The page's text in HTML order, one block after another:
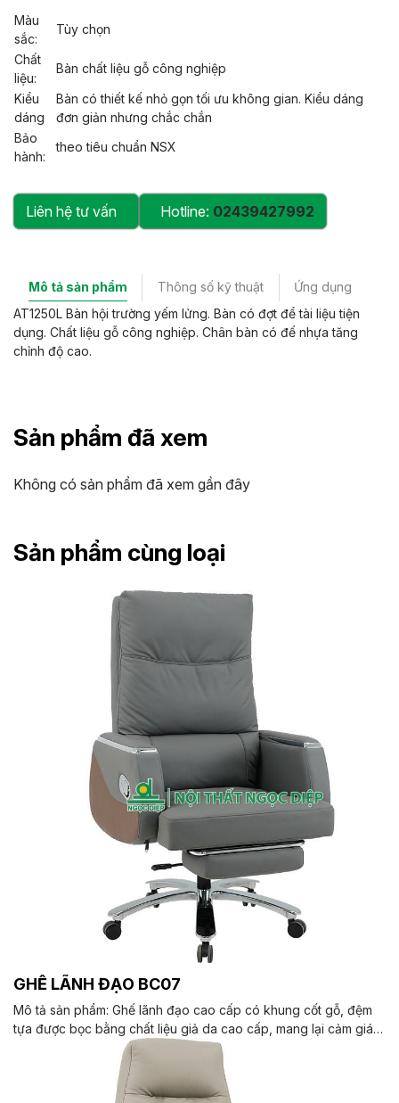
Màu
sắc:
Tùy chọn
Chất
liệu:
Bàn chất liệu gỗ công nghiệp
Kiểu
dáng
Bàn có thiết kế nhỏ gọn tối ưu không gian. Kiểu dáng
đơn giản nhưng chắc chắn
Bảo
hành:
theo tiêu chuẩn NSX
Liên hệ tư vấn Hotline: 02439427992
Mô tả sản phẩm Thông số kỹ thuật
Ứng dụng
AT1250L Bàn hội trường yếm lửng. Bàn có đợt để tài liệu tiện
dụng. Chất liệu gỗ công nghiệp. Chân bàn có đế nhựa tăng
chỉnh độ cao.
Sản phẩm đã xem
Không có sản phẩm đã xem gần đây
Sản phẩm cùng loại
GHẾ LÃNH ĐẠO BC07
Mô tả sản phẩm: Ghế lãnh đạo cao cấp có khung cốt gỗ, đệm
tựa được bọc bằng chất liệu giả da cao cấp, mang lại cảm giác
mềm mại và êm ái. Ghế có khả năng điều chỉnh độ cao và độ
ngả, cùng với cơ cấu chân giúp tạo sự tiện lợi khi sử dụng. Tay
ghế được ốp mạ thẩm mỹ cao, tạo điểm nhấn sang trọng. Chân